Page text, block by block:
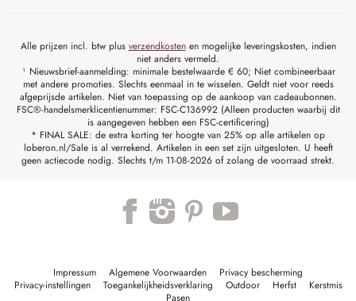
Alle prijzen incl. btw plus verzendkostenen mogelijke leveringskosten, indien
niet anders vermeld.
¹ Nieuwsbrief-aanmelding: minimale bestelwaarde € 60; Niet combineerbaar
met andere promoties. Slechts eenmaal in te wisselen. Geldt niet voor reeds
afgeprijsde artikelen. Niet van toepassing op de aankoop van cadeaubonnen.
FSC®-handelsmerklicentienummer: FSC-C136992 (Alleen producten waarbij dit
is aangegeven hebben een FSC-certificering)
* FINAL SALE: de extra korting ter hoogte van 25% op alle artikelen op
loberon.nl/Sale is al verrekend. Artikelen in een set zijn uitgesloten. U heeft
geen actiecode nodig. Slechts t/m 11-08-2026 of zolang de voorraad strekt.
Impressum Algemene Voorwaarden
Privacy bescherming
Privacy-instellingen
Toegankelijkheidsverklaring Outdoor Herfst
Kerstmis
Pasen